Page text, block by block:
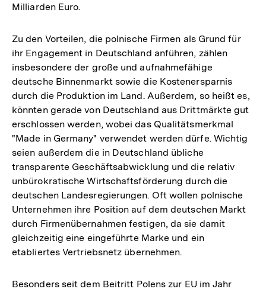
Milliarden Euro.
Zu den Vorteilen, die polnische Firmen als Grund für
ihr Engagement in Deutschland anführen, zählen
insbesondere der große und aufnahmefähige
deutsche Binnenmarkt sowie die Kostenersparnis
durch die Produktion im Land. Außerdem, so heißt es,
könnten gerade von Deutschland aus Drittmärkte gut
erschlossen werden, wobei das Qualitätsmerkmal
"Made in Germany" verwendet werden dürfe. Wichtig
seien außerdem die in Deutschland übliche
transparente Geschäftsabwicklung und die relativ
unbürokratische Wirtschaftsförderung durch die
deutschen Landesregierungen. Oft wollen polnische
Unternehmen ihre Position auf dem deutschen Markt
durch Firmenübernahmen festigen, da sie damit
gleichzeitig eine eingeführte Marke und ein
etabliertes Vertriebsnetz übernehmen.
Besonders seit dem Beitritt Polens zur EU im Jahr